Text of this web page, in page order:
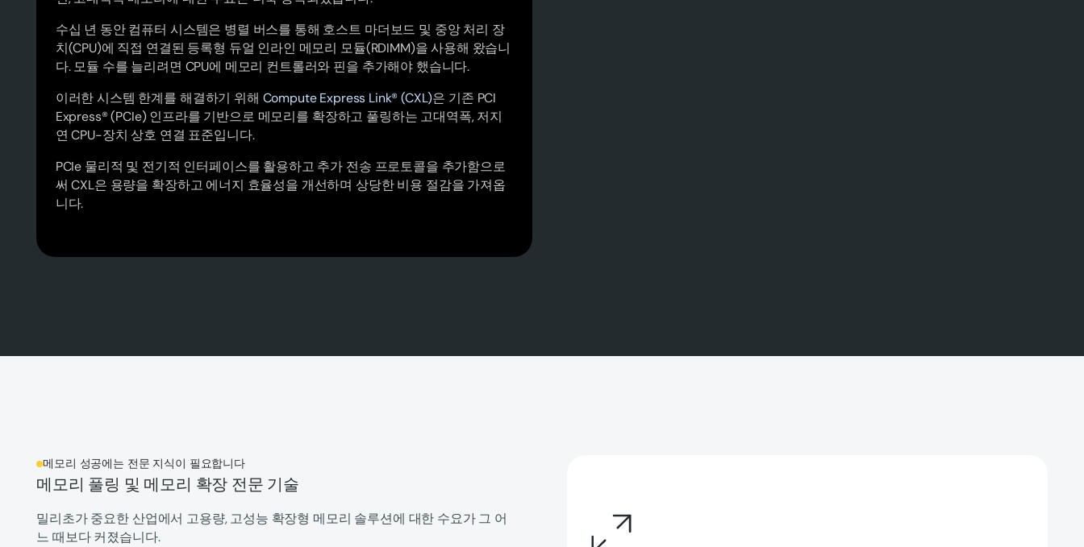
수십 년 동안 컴퓨터 시스템은 병렬 버스를 통해 호스트 마더보드 및 중앙 처리 장
치(CPU)에 직접 연결된 등록형 듀얼 인라인 메모리 모듈(RDIMM)을 사용해 왔습니
다. 모듈 수를 늘리려면 CPU에 메모리 컨트롤러와 핀을 추가해야 했습니다.
이러한 시스템 한계를 해결하기 위해 Compute Express Link® (CXL)은 기존 PCI
Express® (PCIe) 인프라를 기반으로 메모리를 확장하고 풀링하는 고대역폭, 저지
연 CPU-장치 상호 연결 표준입니다.
PCIe 물리적 및 전기적 인터페이스를 활용하고 추가 전송 프로토콜을 추가함으로
써 CXL은 용량을 확장하고 에너지 효율성을 개선하며 상당한 비용 절감을 가져옵
니다.
메모리 성공에는 전문 지식이 필요합니다
메모리 풀링 및 메모리 확장 전문 기술
밀리초가 중요한 산업에서 고용량, 고성능 확장형 메모리 솔루션에 대한 수요가 그 어
느 때보다 커졌습니다.